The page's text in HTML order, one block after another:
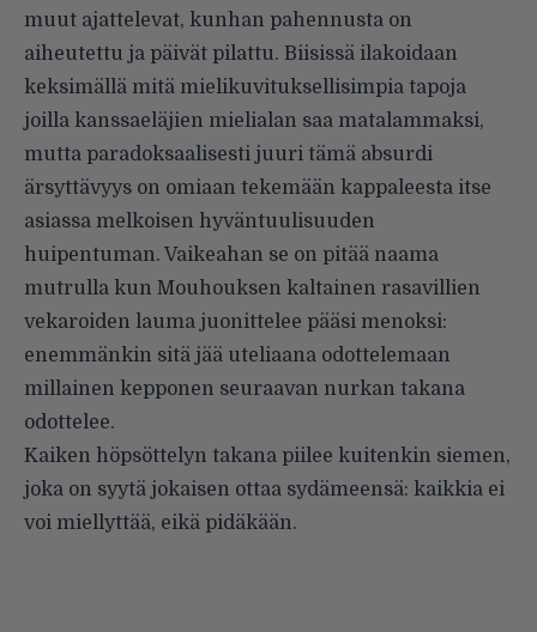
muut ajattelevat, kunhan pahennusta on
aiheutettu ja päivät pilattu. Biisissä ilakoidaan
keksimällä mitä mielikuvituksellisimpia tapoja
joilla kanssaeläjien mielialan saa matalammaksi,
mutta paradoksaalisesti juuri tämä absurdi
ärsyttävyys on omiaan tekemään kappaleesta itse
asiassa melkoisen hyväntuulisuuden
huipentuman. Vaikeahan se on pitää naama
mutrulla kun Mouhouksen kaltainen rasavillien
vekaroiden lauma juonittelee pääsi menoksi:
enemmänkin sitä jää uteliaana odottelemaan
millainen kepponen seuraavan nurkan takana
odottelee.
Kaiken höpsöttelyn takana piilee kuitenkin siemen,
joka on syytä jokaisen ottaa sydämeensä: kaikkia ei
voi miellyttää, eikä pidäkään.